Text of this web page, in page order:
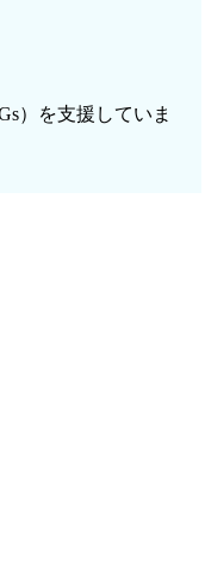
）を支援していま